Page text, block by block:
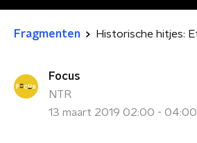
Fragmenten
Focus
NTR
13 maart 2019 02:00 - 04:00